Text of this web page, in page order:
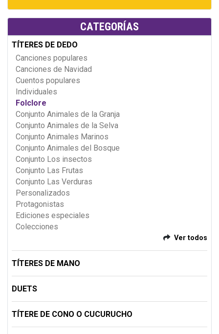
CATEGORÍAS
TÍTERES DE DEDO
Canciones populares
Canciones de Navidad
Cuentos populares
Individuales
Folclore
Conjunto Animales de la Granja
Conjunto Animales de la Selva
Conjunto Animales Marinos
Conjunto Animales del Bosque
Conjunto Los insectos
Conjunto Las Frutas
Conjunto Las Verduras
Personalizados
Protagonistas
Ediciones especiales
Colecciones
Ver todos
TÍTERES DE MANO
DUETS
TÍTERE DE CONO O CUCURUCHO